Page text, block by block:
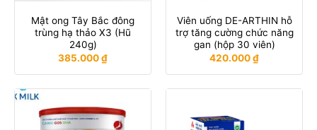
Mật ong Tây Bắc đông
trùng hạ thảo X3 (Hũ
240g)
385.000₫
Viên uống DE-ARTHIN hỗ
trợ tăng cường chức năng
gan (hộp 30 viên)
420.000₫